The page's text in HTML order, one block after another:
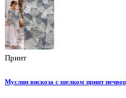
Принт
Муслин вискоза с шелком принт